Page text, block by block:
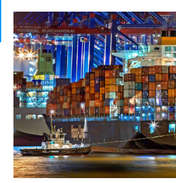
Transformation & Performance
Interim Management